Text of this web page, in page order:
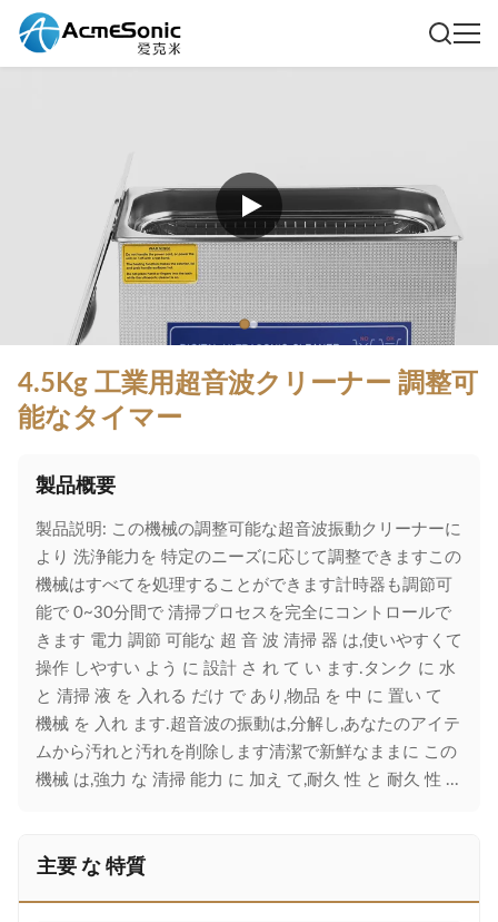
4.5Kg 工業用超音波クリーナー 調整可
能なタイマー
製品概要
製品説明: この機械の調整可能な超音波振動クリーナーに
より 洗浄能力を 特定のニーズに応じて調整できますこの
機械はすべてを処理することができます計時器も調節可
能で 0~30分間で 清掃プロセスを完全にコントロールで
きます 電力 調節 可能な 超 音 波 清掃 器 は,使いやすくて
操作 しやすい よう に 設計 さ れ て い ます.タンク に 水
と 清掃 液 を 入れる だけ で あり,物品 を 中 に 置い て
機械 を 入れ ます.超音波の振動は,分解し,あなたのアイテ
ムから汚れと汚れを削除します清潔で新鮮なままに この
機械 は,強力 な 清掃 能力 に 加え て,耐久 性 と 耐久 性 ...
主要 な 特質